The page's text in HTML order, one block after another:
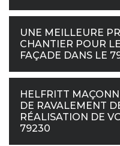
UNE MEILLEURE
CHANTIER POUR
FAÇADE DANS LE
HELFRITT
DE RAVALEMENT
RÉALISATION DE
79230